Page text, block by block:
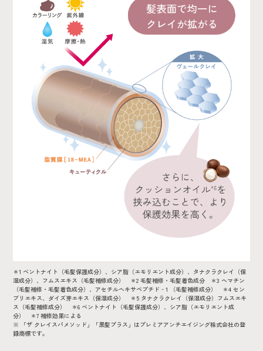
＊1 ベントナイト（毛髪保護成分）、シア脂（エモリエント成分）、タナクラクレイ（保
湿成分）、フムスエキス（毛髪補修成分） ＊2 毛髪補修・毛髪着色成分 ＊3 ヘマチン
（毛髪補修・毛髪着色成分）、アセチルヘキサペプチド‐1 （毛髪補修成分） ＊4 セン
ブリエキス、ダイズ芽エキス（保湿成分） ＊5 タナクラクレイ（保湿成分）フムスエキ
ス（毛髪補修成分） ＊6 ベントナイト（毛髪保護成分）、シア脂（エモリエント成
分） ＊7 補修効果による
※ 「ザ クレイスパメソッド」「黒髪プラス」はプレミアアンチエイジング株式会社の登
録商標です。